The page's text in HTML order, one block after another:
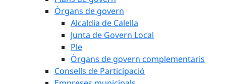
Òrgans de govern
Alcaldia de Calella
Junta de Govern Local
Ple
Òrgans de govern complementaris
Consells de Participació